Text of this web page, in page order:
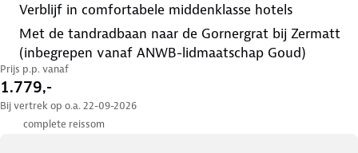
verblijf in comfortabele middenklasse hotels
met de tandradbaan naar de Gornergrat bij Zermatt
(inbegrepen vanaf ANWB-lidmaatschap Goud)
Prijs p.p. vanaf
1.779,-
Bij vertrek op o.a. 22-09-2026
complete reissom